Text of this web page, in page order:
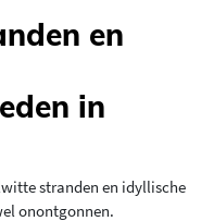
en
in
stranden en idyllische
onontgonnen.